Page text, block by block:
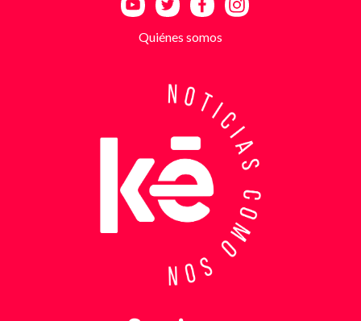
la supuesta “capacidad de pago” de cada víctima. A
antiextorsión que se extendió por varios sectores
investigadores revisaron más de 200 cámaras de
seguridad públicas y privadas, además de analizar
cerca de 300 horas de grabaciones, con el objetivo
de reconstruir los movimientos de los sospechosos
y establecer patrones de comportamiento. Ese
seguimiento permitió identificar no solo el punto y
la modalidad de entrega del dinero, sino también la
posible existencia de otras víctimas que habrían
sido contactadas bajo el mismo esquema de
intimidación. Con la información recopilada, se
coordinó el operativo que culminó con la captura en
flagrancia. El procedimiento se realizó en el
Quiénes somos